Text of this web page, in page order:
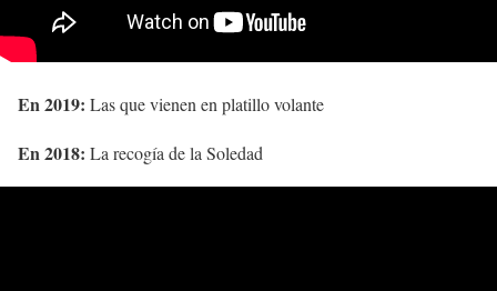
En 2019: Las que vienen en platillo volante
En 2018: La recogía de la Soledad